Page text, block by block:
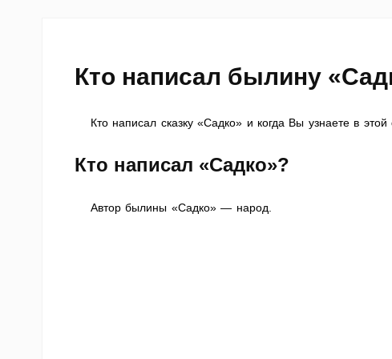
Кто написал былину
Кто написал сказку «Садко» и когда Вы узнаете в этой
Кто написал «Садко»?
Автор былины «Садко» — народ.